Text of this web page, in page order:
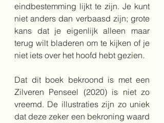
eindbestemming lijkt te zijn. Je kunt
niet anders dan verbaasd zijn; grote
kans dat je eigenlijk alleen maar
terug wilt bladeren om te kijken of je
niet iets over het hoofd hebt gezien.
Dat dit boek bekroond is met een
Zilveren Penseel (2020) is niet zo
vreemd. De illustraties zijn zo uniek
dat deze zeker een bekroning waard